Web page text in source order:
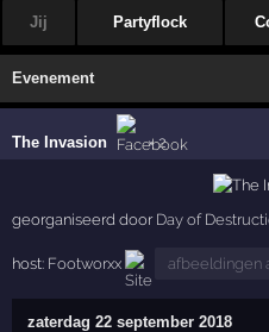
Jij Partyflock
Evenement
The Invasion × 2
georganiseerd door Day of
host: Footworxx afbeeldingen
zaterdag 22 september 2018